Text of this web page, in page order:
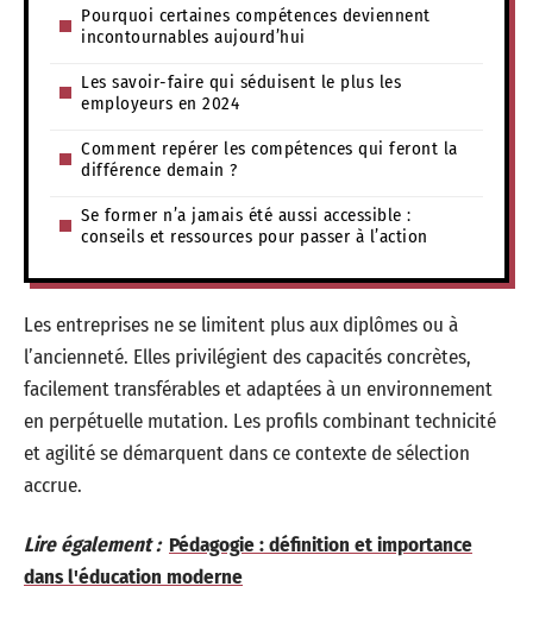
Pourquoi certaines compétences deviennent
incontournables aujourd’hui
Les savoir-faire qui séduisent le plus les
employeurs en 2024
Comment repérer les compétences qui feront la
différence demain ?
Se former n’a jamais été aussi accessible :
conseils et ressources pour passer à l’action
Les entreprises ne se limitent plus aux diplômes ou à
l’ancienneté. Elles privilégient des capacités concrètes,
facilement transférables et adaptées à un environnement
en perpétuelle mutation. Les profils combinant technicité
et agilité se démarquent dans ce contexte de sélection
accrue.
Lire également : Pédagogie : définition et importance
dans l'éducation moderne